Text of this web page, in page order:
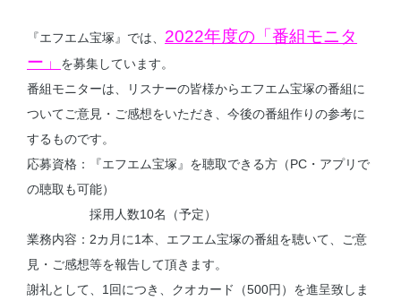
『エフエム宝塚』では、 2022年度の「番組モニタ
ー」
を募集しています。
番組モニターは、リスナーの皆様からエフエム宝塚の番組に
ついてご意見・ご感想をいただき、今後の番組作りの参考に
するものです。
応募資格：『エフエム宝塚』を聴取できる方（PC・アプリで
の聴取も可能）
採用人数10名（予定）
業務内容：2カ月に1本、エフエム宝塚の番組を聴いて、ご意
見・ご感想等を報告して頂きます。
謝礼として、1回につき、クオカード（500円）を進呈致しま